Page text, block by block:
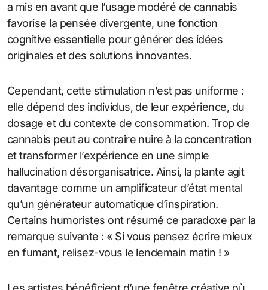
a mis en avant que l’usage modéré de cannabis
favorise la pensée divergente, une fonction
cognitive essentielle pour générer des idées
originales et des solutions innovantes.
Cependant, cette stimulation n’est pas uniforme :
elle dépend des individus, de leur expérience, du
dosage et du contexte de consommation. Trop de
cannabis peut au contraire nuire à la concentration
et transformer l’expérience en une simple
hallucination désorganisatrice. Ainsi, la plante agit
davantage comme un amplificateur d’état mental
qu’un générateur automatique d’inspiration.
Certains humoristes ont résumé ce paradoxe par la
remarque suivante : « Si vous pensez écrire mieux
en fumant, relisez-vous le lendemain matin ! »